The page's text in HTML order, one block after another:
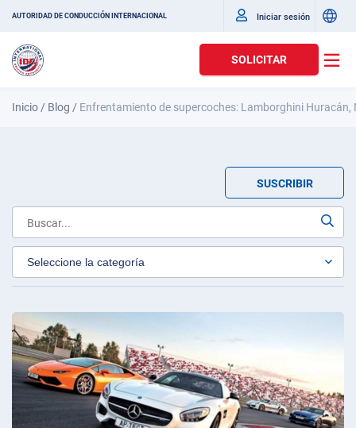
AUTORIDAD DE CONDUCCIÓN INTERNACIONAL Iniciar sesión
SOLICITAR
Inicio / Blog / Enfrentamiento de supercoches: Lamborghini Huracán,
SUSCRIBIR